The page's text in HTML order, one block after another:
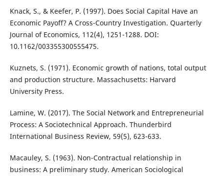
Knack, S., & Keefer, P. (1997). Does Social Capital Have an
Economic Payoff? A Cross-Country Investigation. Quarterly
Journal of Economics, 112(4), 1251-1288. DOI:
10.1162/003355300555475.
Kuznets, S. (1971). Economic growth of nations, total output
and production structure. Massachusetts: Harvard
University Press.
Lamine, W. (2017). The Social Network and Entrepreneurial
Process: A Sociotechnical Approach. Thunderbird
International Business Review, 59(5), 623-633.
Macauley, S. (1963). Non-Contractual relationship in
business: A preliminary study. American Sociological